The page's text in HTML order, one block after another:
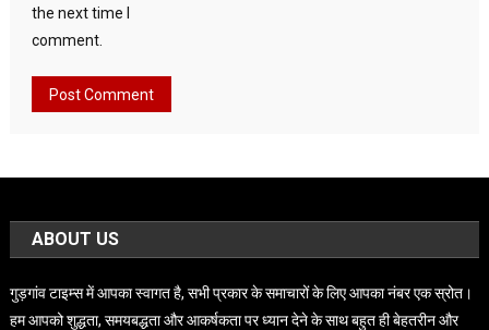
the next time I
comment.
ABOUT US
गुड़गांव टाइम्स में आपका स्वागत है, सभी प्रकार के समाचारों के लिए आपका नंबर एक स्रोत।
हम आपको शुद्धता, समयबद्धता और आकर्षकता पर ध्यान देने के साथ बहुत ही बेहतरीन और